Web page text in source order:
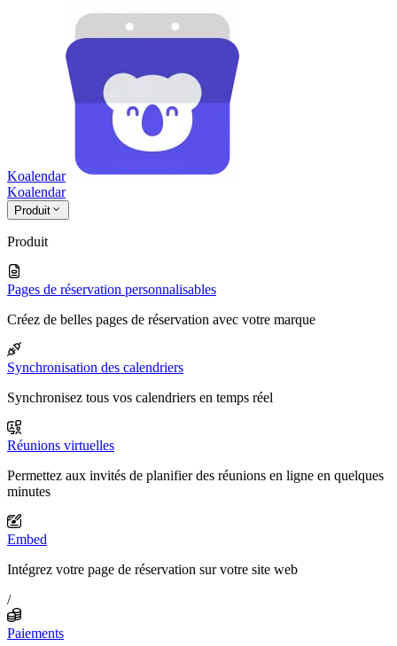
Koalendar
Koalendar
Produit
Produit
Pages de réservation personnalisables
Créez de belles pages de réservation avec votre marque
Synchronisation des calendriers
Synchronisez tous vos calendriers en temps réel
Réunions virtuelles
Permettez aux invités de planifier des réunions en ligne en quelques
minutes
Embed
Intégrez votre page de réservation sur votre site web
/
Paiements